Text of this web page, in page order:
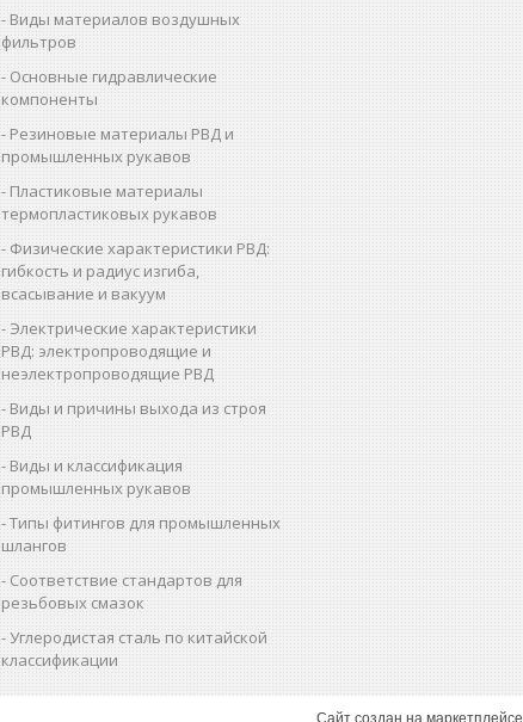
Виды материалов воздушных
фильтров
Основные гидравлические
компоненты
Резиновые материалы РВД и
промышленных рукавов
Пластиковые материалы
термопластиковых рукавов
Физические характеристики РВД:
гибкость и радиус изгиба,
всасывание и вакуум
Электрические характеристики
РВД: электропроводящие и
неэлектропроводящие РВД
Виды и причины выхода из строя
РВД
Виды и классификация
промышленных рукавов
Типы фитингов для промышленных
шлангов
Соответствие стандартов для
резьбовых смазок
Углеродистая сталь по китайской
классификации
Сайт создан на маркетплейсе